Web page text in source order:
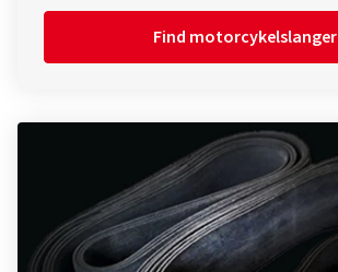
Find motorcykelslanger